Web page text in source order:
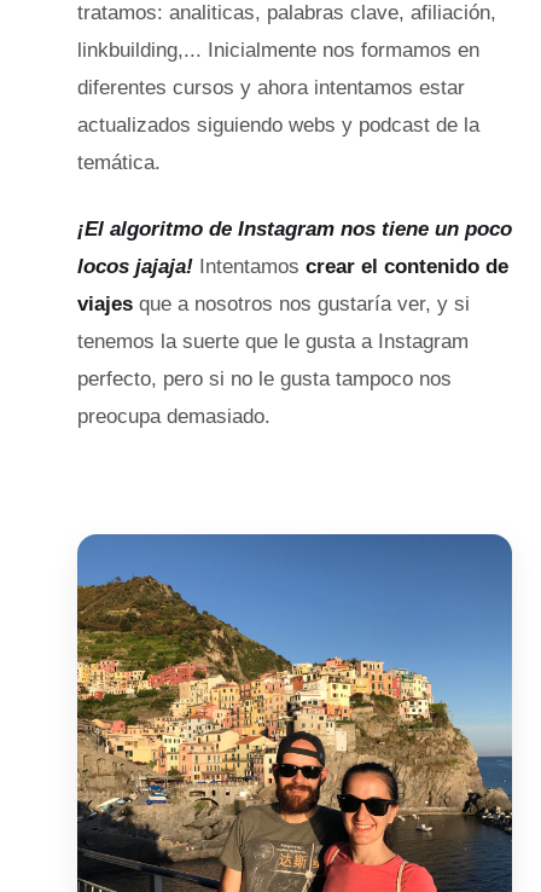
tratamos: analiticas, palabras clave, afiliación,
linkbuilding,... Inicialmente nos formamos en
diferentes cursos y ahora intentamos estar
actualizados siguiendo webs y podcast de la
temática.
¡El algoritmo de Instagram nos tiene un poco
locos jajaja! Intentamos crear el contenido de
viajes que a nosotros nos gustaría ver, y si
tenemos la suerte que le gusta a Instagram
perfecto, pero si no le gusta tampoco nos
preocupa demasiado.